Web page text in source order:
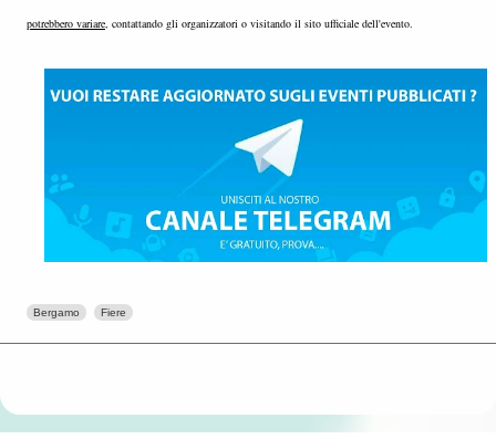
potrebbero variare, contattando gli organizzatori o visitando il sito ufficiale dell'evento.
Bergamo Fiere